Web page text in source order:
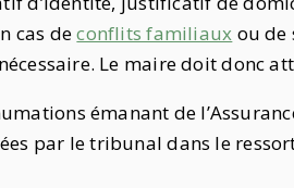
cas deconflits familiaux ou de
Le maire doit donc
émanant de
par le tribunal dans le